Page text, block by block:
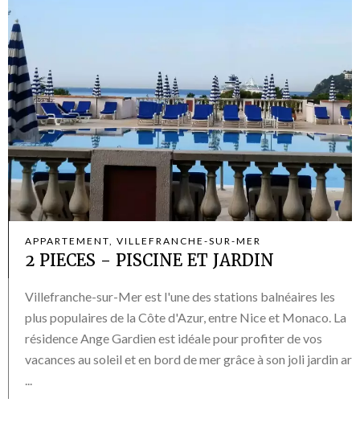
APPARTEMENT, VILLEFRANCHE-SUR-MER
2 PIECES - PISCINE ET JARDIN
Villefranche-sur-Mer est l'une des stations balnéaires les
plus populaires de la Côte d'Azur, entre Nice et Monaco. La
résidence Ange Gardien est idéale pour profiter de vos
vacances au soleil et en bord de mer grâce à son joli jardin ar
...